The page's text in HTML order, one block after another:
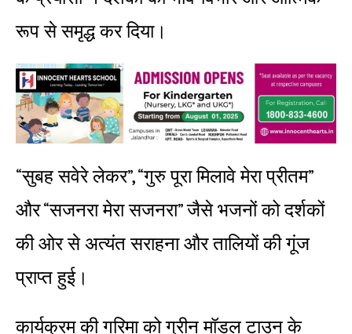
रूप से समृद्ध कर दिया।
“सुबह सवेरे लेकर”, “गुरु पूरा मिलावे मेरा प्रीतम”
और “सजनरा मेरा सजनरा” जैसे भजनों को दर्शकों
की ओर से अत्यंत सराहना और तालियों की गूंज
प्राप्त हुई।
कार्यक्रम की गरिमा को ग्रीन मॉडल टाउन के